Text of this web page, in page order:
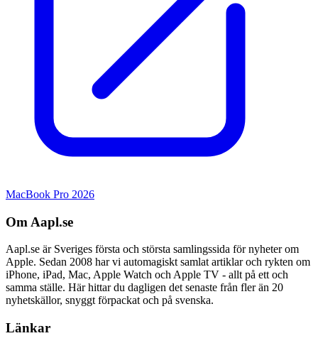
MacBook Pro 2026
Om Aapl.se
Aapl.se är Sveriges första och största samlingssida för nyheter om
Apple. Sedan 2008 har vi automagiskt samlat artiklar och rykten om
iPhone, iPad, Mac, Apple Watch och Apple TV - allt på ett och
samma ställe. Här hittar du dagligen det senaste från fler än 20
nyhetskällor, snyggt förpackat och på svenska.
Länkar